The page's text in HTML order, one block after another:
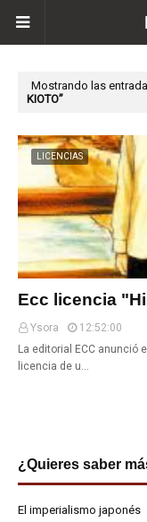
Mostrando las
KIOTO
LICENCIAS
Ecc licencia
Ysora
12:52:00
La editorial ECC anunció
licencia de u…
¿Quieres saber
El imperialismo japonés